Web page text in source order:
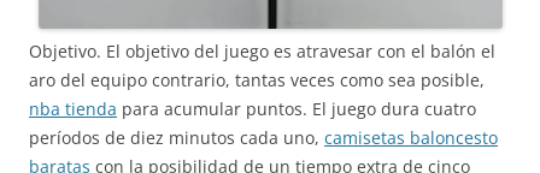
Objetivo. El objetivo del juego es atravesar con el balón el
aro del equipo contrario, tantas veces como sea posible,
nba tienda para acumular puntos. El juego dura cuatro
períodos de diez minutos cada uno, camisetas baloncesto
baratas con la posibilidad de un tiempo extra de cinco